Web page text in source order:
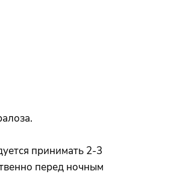
принимать 2-3
перед ночным